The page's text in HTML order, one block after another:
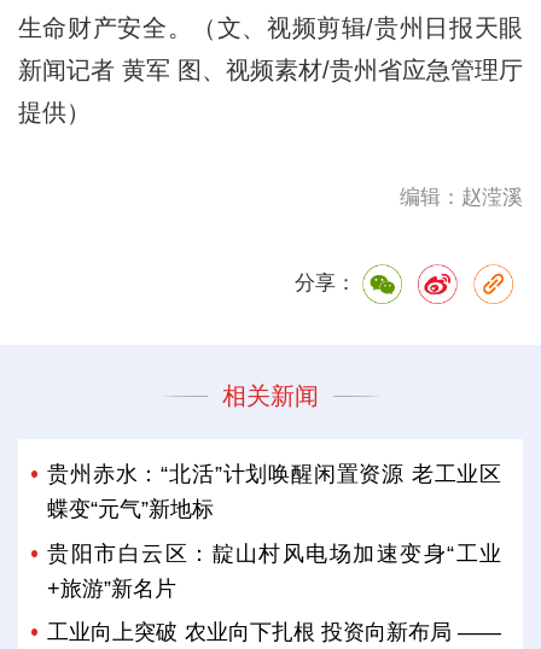
生命财产安全。（文、视频剪辑/贵州日报天眼
新闻记者 黄军 图、视频素材/贵州省应急管理厅
提供）
编辑：赵滢溪
分享：
相关新闻
贵州赤水：“北活”计划唤醒闲置资源 老工业区
蝶变“元气”新地标
贵阳市白云区：靛山村风电场加速变身“工业
+旅游”新名片
工业向上突破 农业向下扎根 投资向新布局 ——